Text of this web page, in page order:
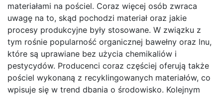
materiałami na pościel. Coraz więcej osób zwraca
uwagę na to, skąd pochodzi materiał oraz jakie
procesy produkcyjne były stosowane. W związku z
tym rośnie popularność organicznej bawełny oraz lnu,
które są uprawiane bez użycia chemikaliów i
pestycydów. Producenci coraz częściej oferują także
pościel wykonaną z recyklingowanych materiałów, co
wpisuje się w trend dbania o środowisko. Kolejnym